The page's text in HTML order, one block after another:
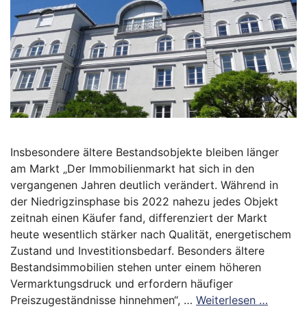
Insbesondere ältere Bestandsobjekte bleiben länger
am Markt „Der Immobilienmarkt hat sich in den
vergangenen Jahren deutlich verändert. Während in
der Niedrigzinsphase bis 2022 nahezu jedes Objekt
zeitnah einen Käufer fand, differenziert der Markt
heute wesentlich stärker nach Qualität, energetischem
Zustand und Investitionsbedarf. Besonders ältere
Bestandsimmobilien stehen unter einem höheren
Vermarktungsdruck und erfordern häufiger
Preiszugeständnisse hinnehmen“, … Weiterlesen …